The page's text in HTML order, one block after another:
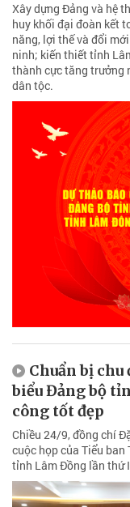
Xây dựng Đảng và hệ
huy khối đại đoàn kết
năng, lợi thế và đổi
ninh; kiến thiết tỉnh
thành cực tăng trưởng
dân tộc.
Chuẩn bị
biểu Đảng bộ
công tốt đẹp
Chiều 24/9, đồng chí
cuộc họp của Tiểu
tỉnh Lâm Đồng lần thứ